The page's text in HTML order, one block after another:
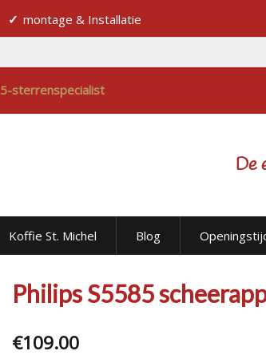
montage & Installatie
5-sterrenspecialist
De
Koffie St. Michel Blog
Philips S5585
€109.00